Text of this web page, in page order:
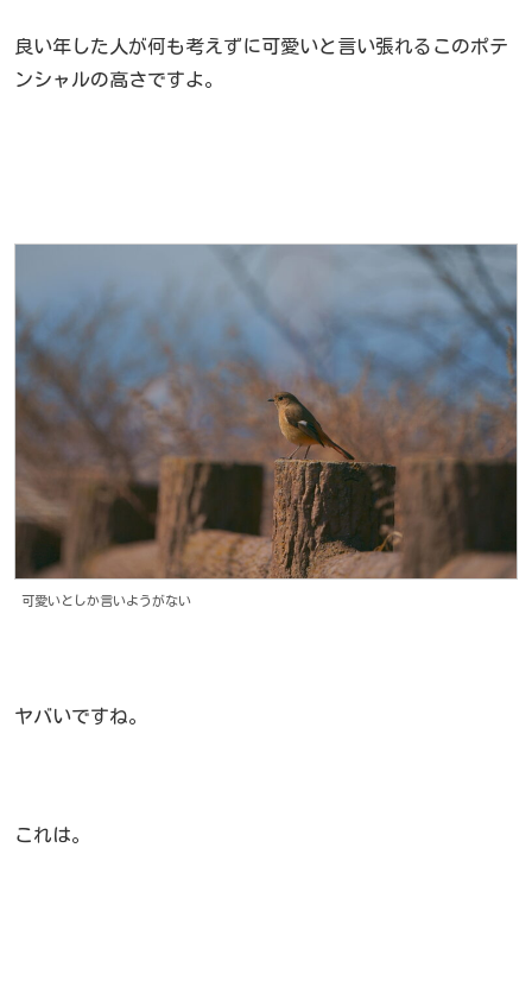
良い年した人が何も考えずに可愛いと言い張れるこのポテ
ンシャルの高さですよ。
可愛いとしか言いようがない
ヤバいですね。
これは。